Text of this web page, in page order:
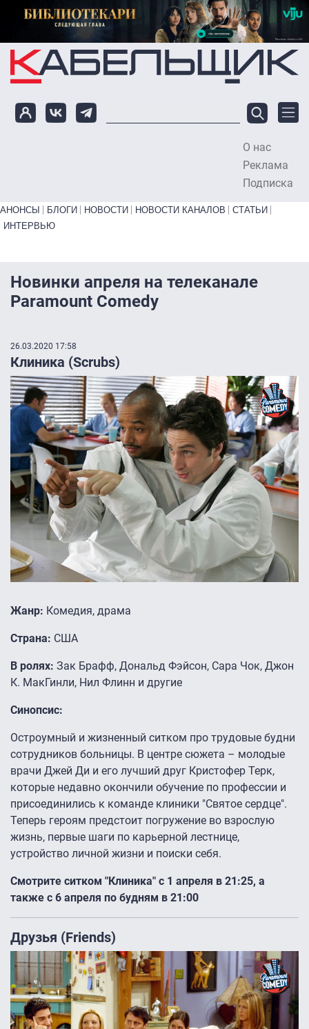
Перейти к основному содержанию
О нас
Реклама
Подписка
Primary links bottom
АНОНСЫ БЛОГИ НОВОСТИ НОВОСТИ КАНАЛОВ
СТАТЬИ
ИНТЕРВЬЮ
Новинки апреля на телеканале
Paramount Comedy
26.03.2020 17:58
Клиника (Scrubs)
Жанр: Комедия, драма
Страна: США
В ролях: Зак Брафф, Дональд Фэйсон, Сара Чок, Джон
К. МакГинли, Нил Флинн и другие
Синопсис:
Остроумный и жизненный ситком про трудовые будни
сотрудников больницы. В центре сюжета – молодые
врачи Джей Ди и его лучший друг Кристофер Терк,
которые недавно окончили обучение по профессии и
присоединились к команде клиники "Святое сердце".
Теперь героям предстоит погружение во взрослую
жизнь, первые шаги по карьерной лестнице,
устройство личной жизни и поиски себя.
Смотрите ситком "Клиника" с 1 апреля в 21:25, а
также с 6 апреля по будням в 21:00
Друзья (Friends)